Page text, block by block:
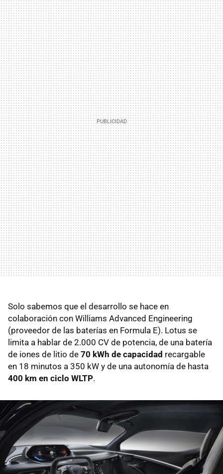
Solo sabemos que el desarrollo se hace en
colaboración con Williams Advanced Engineering
(proveedor de las baterías en Formula E). Lotus se
limita a hablar de 2.000 CV de potencia, de una batería
de iones de litio de 70 kWh de capacidad recargable
en 18 minutos a 350 kW y de una autonomía de hasta
400 km en ciclo WLTP.